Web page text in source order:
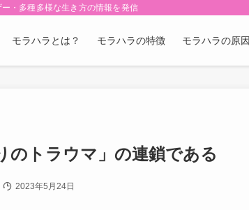
・多種多様な生き方の情報を発信
モラハラとは？ モラハラの特徴 モラハラの原因
のトラウマ」の連鎖である
2023年5月24日